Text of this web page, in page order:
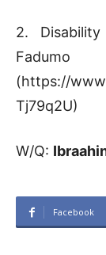
2.
(https://
Tj79q2U)
W/Q:
Facebook